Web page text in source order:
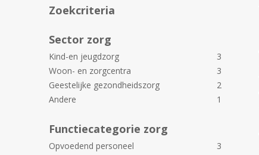
Zoekcriteria
Sector zorg
Kind-en jeugdzorg
3
Woon- en zorgcentra
3
Geestelijke gezondheidszorg
2
Andere
1
Functiecategorie zorg
Opvoedend personeel
3